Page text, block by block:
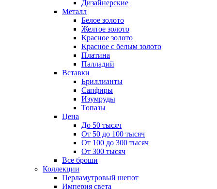
Дизайнерские
Металл
Белое золото
Желтое золото
Красное золото
Красное с белым золото
Платина
Палладий
Вставки
Бриллианты
Сапфиры
Изумруды
Топазы
Цена
До 50 тысяч
От 50 до 100 тысяч
От 100 до 300 тысяч
От 300 тысяч
Все броши
Коллекции
Перламутровый шепот
Империя света